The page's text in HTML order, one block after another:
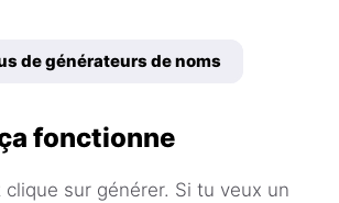
de générateurs de noms
fonctionne
clique sur générer. Si tu veux un